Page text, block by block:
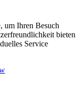
um Ihren Besuch
bieten
Service